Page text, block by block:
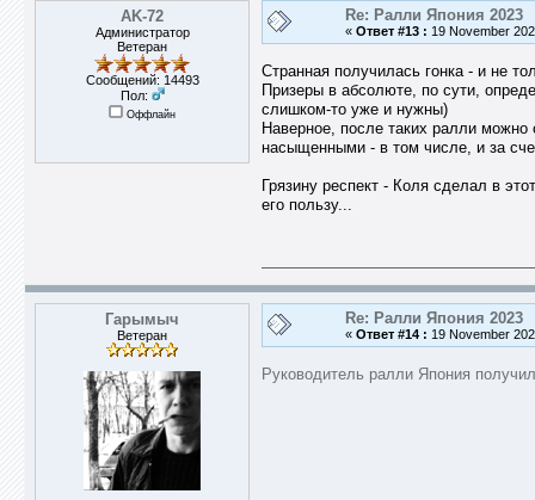
AK-72
Администратор
Ветеран
Сообщений: 14493
Пол:
Оффлайн
Re: Ралли Япония 2023
« Ответ #13 : 19 November
Странная получилась гонка - и не
Призеры в абсолюте, по сути,
слишком-то уже и нужны)
Наверное, после таких ралли
насыщенными - в том числе, и за
Грязину респект - Коля сделал в
его пользу...
Гарымыч
Ветеран
Re: Ралли Япония 2023
« Ответ #14 : 19 November
Руководитель ралли Япония